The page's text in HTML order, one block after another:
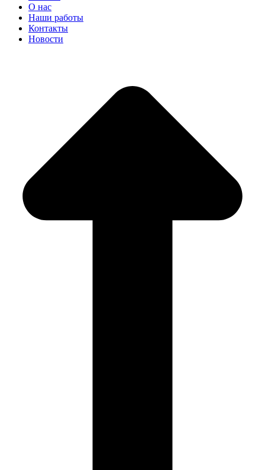
О нас
Наши работы
Контакты
Новости